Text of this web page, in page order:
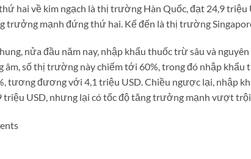
hai về kim ngạch là thị trường Hàn Quốc, đạt 24,9 triệu
trưởng mạnh đứng thứ hai. Kế đến là thị trường
nửa đầu năm nay, nhập khẩu thuốc trừ sâu và
âm, số thị trường này chiếm tới 60%, trong đó nhập
tương đương với 4,1 triệu USD. Chiều ngược lại, nhập
triệu USD, nhưng lại có tốc độ tăng trưởng mạnh vượt